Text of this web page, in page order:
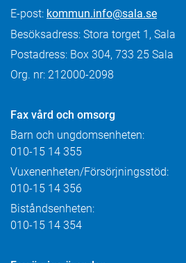
E-post: kommun.info@sala.se
Besöksadress: Stora torget 1, Sala
Postadress: Box 304, 733 25 Sala
Org. nr: 212000-2098
Fax vård och omsorg
Barn och ungdomsenheten:
010-15 14 355
Vuxenenheten/Försörjningsstöd:
010-15 14 356
Biståndsenheten:
010-15 14 354